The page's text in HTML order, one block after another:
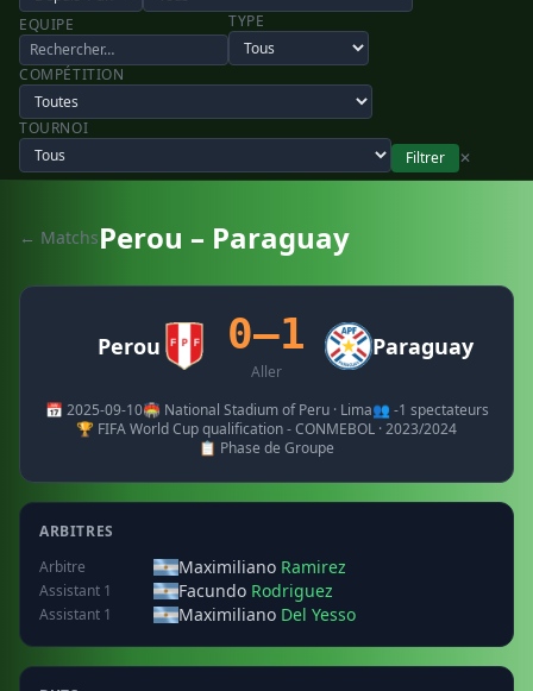
EQUIPE TYPE
COMPÉTITION
TOURNOI
Filtrer
✕
← MatchsPerou – Paraguay
Perou 0–1
Aller
Paraguay
📅 2025-09-10🏟️ National Stadium of Peru · Lima👥 -1 spectateurs
🏆 FIFA World Cup qualification - CONMEBOL · 2023/2024
📋 Phase de Groupe
ARBITRES
Arbitre
Maximiliano Ramirez
Assistant 1 Facundo Rodriguez
Assistant 1 Maximiliano Del Yesso